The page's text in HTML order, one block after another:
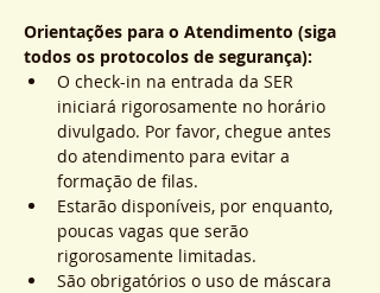
Orientações para o Atendimento (siga
todos os protocolos de segurança):
O check-in na entrada da SER
iniciará rigorosamente no horário
divulgado. Por favor, chegue antes
do atendimento para evitar a
formação de filas.
Estarão disponíveis, por enquanto,
poucas vagas que serão
rigorosamente limitadas.
São obrigatórios o uso de máscara